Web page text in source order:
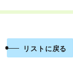
リストに戻る